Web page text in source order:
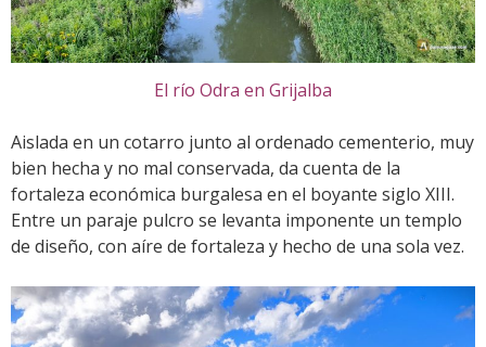
El río Odra en Grijalba
Aislada en un cotarro junto al ordenado cementerio, muy
bien hecha y no mal conservada, da cuenta de la
fortaleza económica burgalesa en el boyante siglo XIII.
Entre un paraje pulcro se levanta imponente un templo
de diseño, con aíre de fortaleza y hecho de una sola vez.